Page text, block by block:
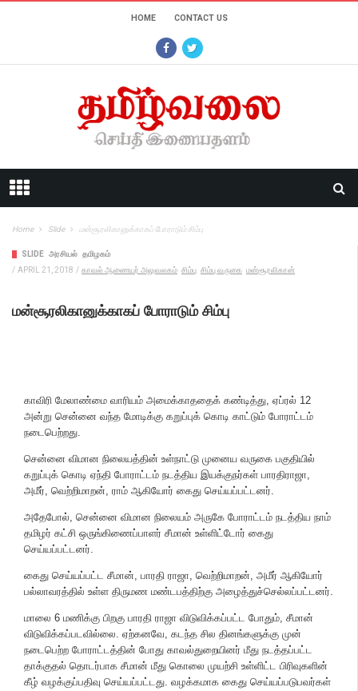
HOME CONTACT US
Home Slide மன்சூரலிகானுக்காகப் போராடும் சிம்பு
SLIDE அரசியல் தமிழகம்
/ APRIL 21, 2018 / காவல் ஆணையர் அலுவலகம் சிம்பு சிம்பு வருகை மன்சூரலிகான்
மன்சூரலிகானுக்காகப் போராடும் சிம்பு
காவிரி மேலாண்மை வாரியம் அமைக்காததைக் கண்டித்து, ஏப்ரல் 12
அன்று சென்னை வந்த மோடிக்கு கறுப்புக் கொடி காட்டும் போராட்டம்
நடைபெற்றது.
சென்னை விமான நிலையத்தின் உள்நாட்டு முனைய வருகை பகுதியில்
கறுப்புக் கொடி ஏந்தி போராட்டம் நடத்திய இயக்குநர்கள் பாரதிராஜா,
அமீர், வெற்றிமாறன், ராம் ஆகியோர் கைது செய்யப்பட்டனர்.
அதேபோல், சென்னை விமான நிலையம் அருகே போராட்டம் நடத்திய நாம்
தமிழர் கட்சி ஒருங்கிணைப்பாளர் சீமான் உள்ளிட்டோர் கைது
செய்யப்பட்டனர்.
கைது செய்யப்பட்ட சீமான், பாரதி ராஜா, வெற்றிமாறன், அமீர் ஆகியோர்
பல்லாவரத்தில் உள்ள திருமண மண்டபத்திற்கு அழைத்துச்செல்லப்பட்டனர்.
மாலை 6 மணிக்கு பிறகு பாரதி ராஜா விடுவிக்கப்பட்ட போதும், சீமான்
விடுவிக்கப்படவில்லை. ஏற்கனவே, கடந்த சில தினங்களுக்கு முன்
நடைபெற்ற போராட்டத்தின் போது காவல்துறையினர் மீது நடத்தப்பட்ட
தாக்குதல் தொடர்பாக சீமான் மீது கொலை முயற்சி உள்ளிட்ட பிரிவுகளின்
கீழ் வழக்குப்பதிவு செய்யப்பட்டது. வழக்கமாக கைது செய்யப்படுபவர்கள்